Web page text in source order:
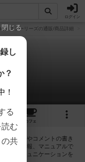
ログイン
ストーリーズの通販/商品詳細
ズ
カフェ
板の作成やコメントの書き
ラッタ情報、マニュアルで
由にコミュニケーションを
閉じる
し
？
！
る
む
共